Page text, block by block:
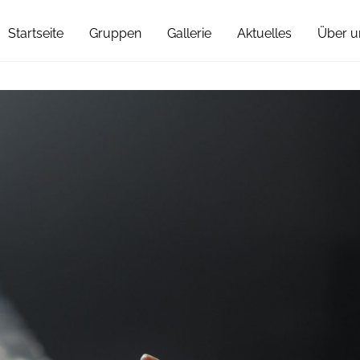
Startseite Gruppen Gallerie Aktuelles Über